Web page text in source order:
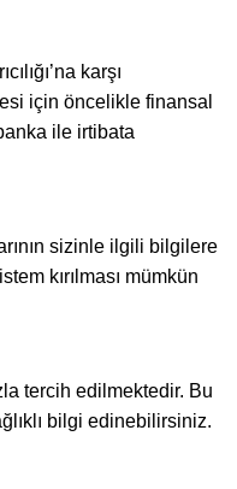
karşı
için öncelikle finansal
ile irtibata
sizinle ilgili bilgilere
kırılması mümkün
tercih edilmektedir. Bu
bilgi edinebilirsiniz.